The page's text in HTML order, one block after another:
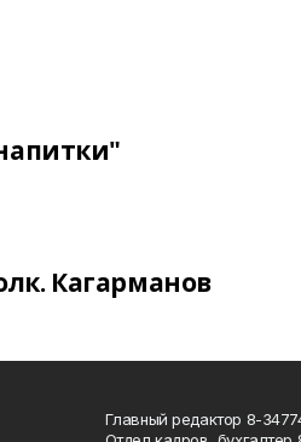
Кагарманов
Главный редактор 8-